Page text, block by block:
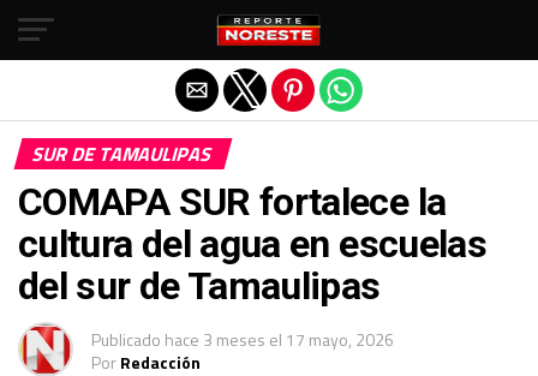
SUR DE TAMAULIPAS
COMAPA SUR fortalece la
cultura del agua en escuelas
del sur de Tamaulipas
Publicado hace 3 meses el 17 mayo, 2026
PorRedacción
Salir de la versión móvil